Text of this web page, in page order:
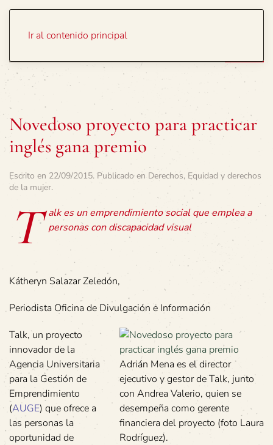
Ir al contenido principal
Novedoso proyecto para practicar
inglés gana premio
Escrito en 22/09/2015. Publicado en Derechos, Equidad y derechos
de la mujer.
T alk es un emprendimiento social que emplea a
personas con discapacidad visual
Kátheryn Salazar Zeledón,
Periodista Oficina de Divulgación e Información
Adrián Mena es el director
ejecutivo y gestor de Talk, junto
con Andrea Valerio, quien se
desempeña como gerente
financiera del proyecto (foto Laura
Rodríguez).
Talk, un proyecto
innovador de la
Agencia Universitaria
para la Gestión de
Emprendimiento
(AUGE) que ofrece a
las personas la
oportunidad de